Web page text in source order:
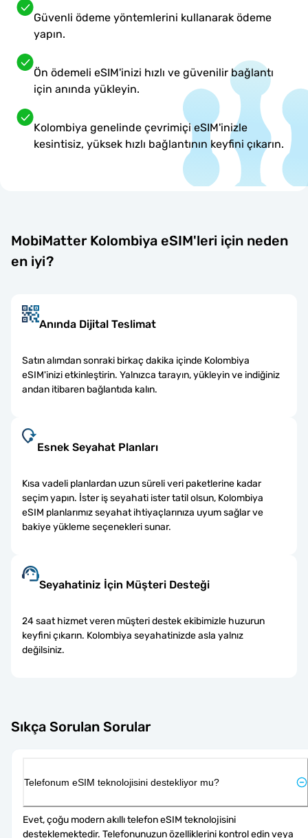
Güvenli ödeme yöntemlerini kullanarak ödeme
yapın.
Ön ödemeli eSIM'inizi hızlı ve güvenilir bağlantı
için anında yükleyin.
Kolombiya genelinde çevrimiçi eSIM'inizle
kesintisiz, yüksek hızlı bağlantının keyfini çıkarın.
MobiMatter Kolombiya eSIM'leri için neden
en iyi?
Anında Dijital Teslimat
Satın alımdan sonraki birkaç dakika içinde Kolombiya
eSIM'inizi etkinleştirin. Yalnızca tarayın, yükleyin ve indiğiniz
andan itibaren bağlantıda kalın.
Esnek Seyahat Planları
Kısa vadeli planlardan uzun süreli veri paketlerine kadar
seçim yapın. İster iş seyahati ister tatil olsun, Kolombiya
eSIM planlarımız seyahat ihtiyaçlarınıza uyum sağlar ve
bakiye yükleme seçenekleri sunar.
Seyahatiniz İçin Müşteri Desteği
24 saat hizmet veren müşteri destek ekibimizle huzurun
keyfini çıkarın. Kolombiya seyahatinizde asla yalnız
değilsiniz.
Sıkça Sorulan Sorular
Telefonum eSIM teknolojisini destekliyor mu?
Evet, çoğu modern akıllı telefon eSIM teknolojisini
desteklemektedir. Telefonunuzun özelliklerini kontrol edin veya